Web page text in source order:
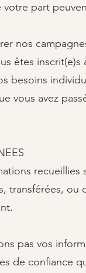
part
nos
êtes inscrit(e)s
besoins
vous avez
recueillies
transférées,
pas vos
de confiance